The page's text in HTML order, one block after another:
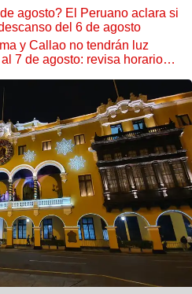
agosto? El Peruano aclara si
del 6 de agosto
y Callao no tendrán luz
7 de agosto: revisa horarios y